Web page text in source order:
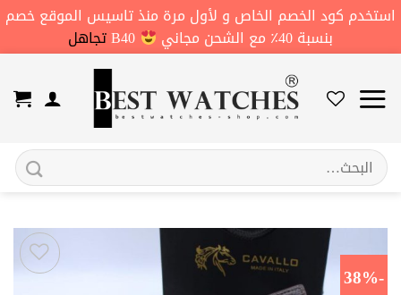
استخدم كود الخصم الخاص و لأول مرة منذ تاسيس الموقع خصم
بنسبة 40٪ مع الشحن مجاني
تجاهل
للمحتوى
البحث
عن:
-38%